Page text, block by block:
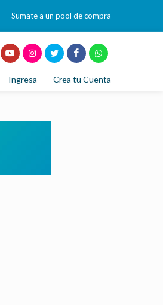
Sumate a un pool de compra
Ingresa Crea tu Cuenta